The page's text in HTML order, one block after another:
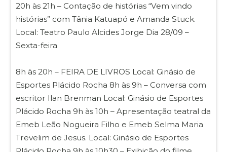
20h às 21h – Contação de histórias “Vem vindo
histórias” com Tânia Katuapó e Amanda Stuck.
Local: Teatro Paulo Alcides Jorge Dia 28/09 –
Sexta-feira
8h às 20h – FEIRA DE LIVROS Local: Ginásio de
Esportes Plácido Rocha 8h às 9h – Conversa com
escritor Ilan Brenman Local: Ginásio de Esportes
Plácido Rocha 9h às 10h – Apresentação teatral da
Emeb Leão Nogueira Filho e Emeb Selma Maria
Trevelim de Jesus. Local: Ginásio de Esportes